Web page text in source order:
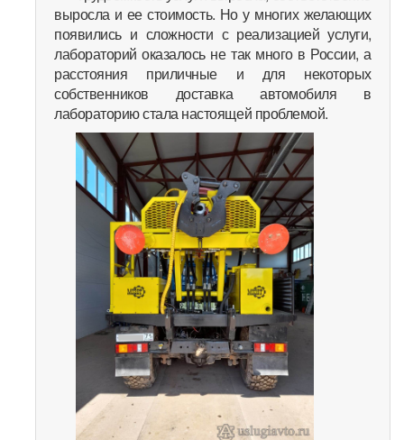
выросла и ее стоимость. Но у многих желающих
появились и сложности с реализацией услуги,
лабораторий оказалось не так много в России, а
расстояния приличные и для некоторых
собственников доставка автомобиля в
лабораторию стала настоящей проблемой.